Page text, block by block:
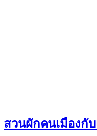
สวนผักคนเมืองกั